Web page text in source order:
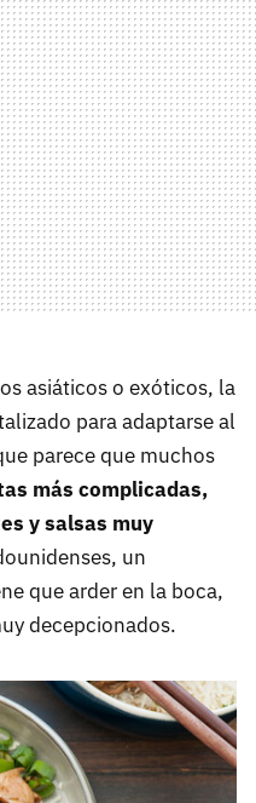
asiáticos o exóticos, la
para adaptarse al
parece que muchos
más complicadas,
y salsas muy
un
que arder en la boca,
decepcionados.